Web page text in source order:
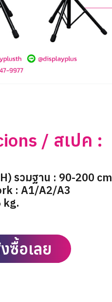
/ สเปค :
รวมฐาน : 90-200 cm
: A1/A2/A3
kg.
ซื้อเลย